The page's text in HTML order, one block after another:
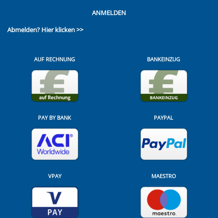
ANMELDEN
Abmelden? Hier klicken >>
AUF RECHNUNG BANKEINZUG
PAY BY BANK PAYPAL
VPAY MAESTRO